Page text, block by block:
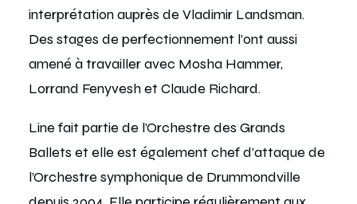
interprétation auprès de Vladimir Landsman.
Des stages de perfectionnement l’ont aussi
amené à travailler avec Mosha Hammer,
Lorrand Fenyvesh et Claude Richard.
Line fait partie de l’Orchestre des Grands
Ballets et elle est également chef d’attaque de
l’Orchestre symphonique de Drummondville